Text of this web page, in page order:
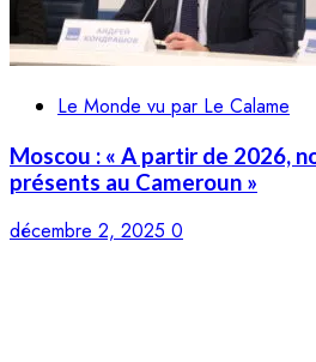
Le Monde vu par Le Calame
Moscou : « A partir de 2026,
présents au Cameroun »
décembre 2, 2025 0